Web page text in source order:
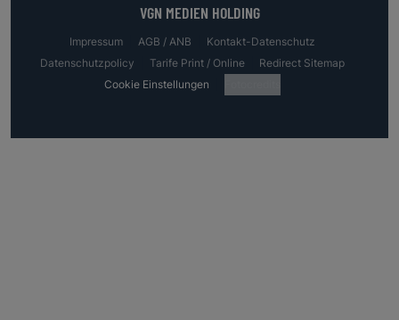
VGN MEDIEN HOLDING
Impressum AGB / ANB
Kontakt-Datenschutz
Datenschutzpolicy
Tarife Print / Online
Redirect Sitemap
Cookie Einstellungen